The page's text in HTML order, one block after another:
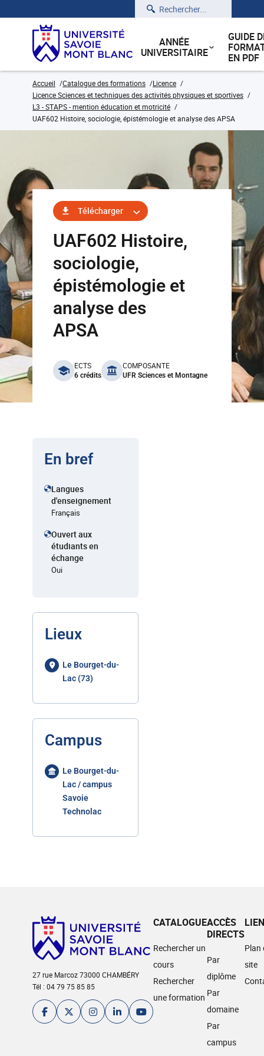
Rechercher
ANNÉE
UNIVERSITAIRE
GUIDE
EN PDF
Accueil Catalogue des formations
Licence
Licence Sciences et techniques des activités physiques et sportives
L3 - STAPS - mention éducation et motricité
UAF602 Histoire, sociologie, épistémologie et analyse des APSA
Télécharger
UAF602 Histoire,
sociologie,
épistémologie et
analyse des
APSA
benefits
ECTS
6 crédits
COMPOSANTE
UFR Sciences et Montagne
En bref
Langues
d'enseignement
Français
Ouvert aux
étudiants en
échange
Oui
Lieux
Le Bourget-du-
Lac (73)
Campus
Le Bourget-du-
Lac / campus
Savoie
Technolac
27 rue Marcoz 73000 CHAMBÉRY
Tél : 04 79 75 85 85
CATALOGUE
Rechercher un
cours
Rechercher
une formation
ACCÈS
DIRECTS
Par
diplôme
Par
domaine
Par
campus
Plan
site